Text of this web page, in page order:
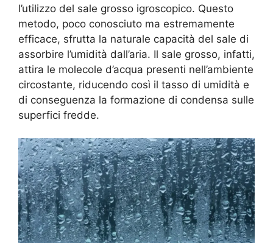
l’utilizzo del sale grosso igroscopico. Questo
metodo, poco conosciuto ma estremamente
efficace, sfrutta la naturale capacità del sale di
assorbire l’umidità dall’aria. Il sale grosso, infatti,
attira le molecole d’acqua presenti nell’ambiente
circostante, riducendo così il tasso di umidità e
di conseguenza la formazione di condensa sulle
superfici fredde.